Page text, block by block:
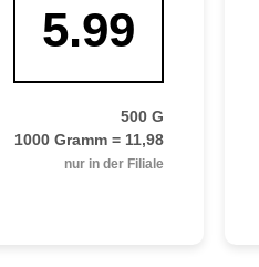
5.99
500 G
1000 Gramm = 11,98
nur in der Filiale